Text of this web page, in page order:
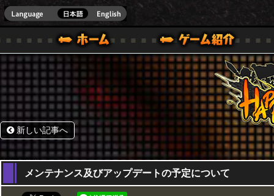
ONE VER.]
ガイド
ル｜HAPPY WARS(ハッピーウォーズ)公式サイト [ XBOX 360,XBOX ONE VER.]
サポート | HAPPY WARS(ハッピーウォーズ)公式サイ
新しい記事へ
05,04,2018
メンテナンス及びアップデートの予定について